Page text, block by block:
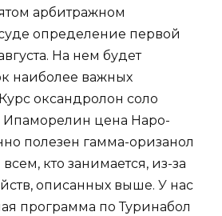
арбитражном
определение первой
На нем будет
наиболее важных
оксандролон соло
цена Наро-
полезен гамма-оризанол
кто занимается, из-за
описанных выше. У нас
программа по Туринабол